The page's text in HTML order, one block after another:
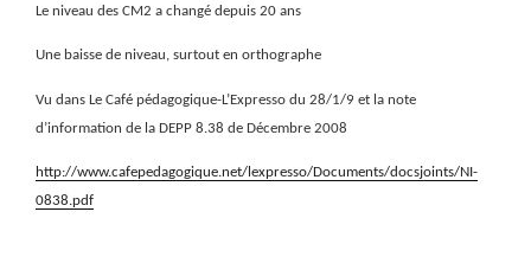
Le niveau des CM2 a changé depuis 20 ans
Une baisse de niveau, surtout en orthographe
Vu dans Le Café pédagogique-L’Expresso du 28/1/9 et la note
d’information de la DEPP 8.38 de Décembre 2008
http://www.cafepedagogique.net/lexpresso/Documents/docsjoints/NI-
0838.pdf